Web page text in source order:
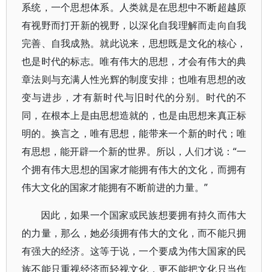
系统，一个思想体系。人类就是在思想中不断超越原
有视野而打开新的视野，以深化自我理解而走向自我
完善、自我成熟。就此说来，思想既是文化的核心，
也是时代的标志。唯有伟大的思想，才会有伟大的典
章法则与充满人性光辉的制度安排；也唯有思想的改
变与进步，才有新时代与旧时代的分别。时代的不
同，在根本上是由思想造就的，也是由思想来真正标
明的。换言之，唯有思想，能带来一个新的时代；唯
有思想，能开辟一个新的世界。所以，人们才说：“一
个拥有伟大思想的国家才能拥有伟大的文化，而拥有
伟大文化的国家才能拥有不断前进的力量。”
因此，如果一个国家或民族想要拥有持久而伟大
的力量，那么，她必须拥有伟大的文化，而不能只拥
有强大的经济。这等于说，一个要成为伟大国家的民
族不能只重视经济而轻视文化，更不能把文化只当作